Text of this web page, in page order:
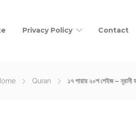
Privacy Policy Contact
Quran ১৭ পারার ২০শ পেইজ –